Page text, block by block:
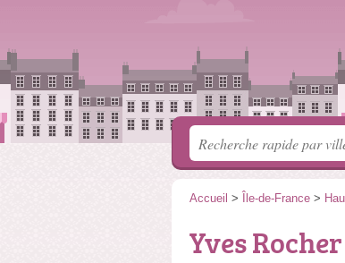
Accueil > Île-de-France >
Yves Rocher